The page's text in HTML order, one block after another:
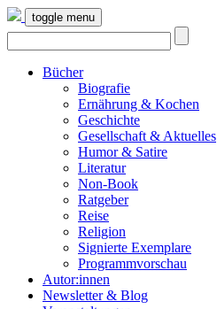
toggle menu
Bücher
Biografie
Ernährung & Kochen
Geschichte
Gesellschaft & Aktuelles
Humor & Satire
Literatur
Non-Book
Ratgeber
Reise
Religion
Signierte Exemplare
Programmvorschau
Autor:innen
Newsletter & Blog